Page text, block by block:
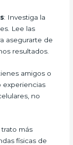
: Investiga la
Lee las
asegurarte de
resultados.
amigos o
experiencias
no
más
físicas de